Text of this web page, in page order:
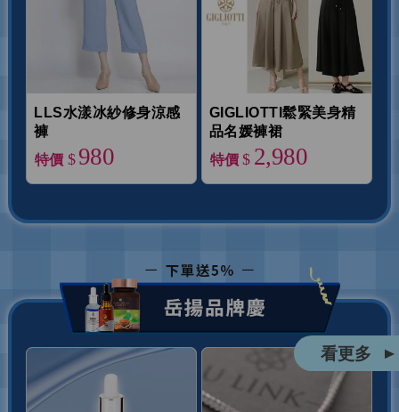
LLS水漾冰紗修身涼感
褲
特價 $ 980
GIGLIOTTI鬆緊美身精
品名媛褲裙
特價 $ 2,980
看更多 ▲